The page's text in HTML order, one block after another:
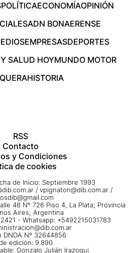
POLÍTICAECONOMÍAOPINIÓN
ADN BONAERENSE
EMPRESASDEPORTES
SALUD HOYMUNDO MOTOR
HISTORIA
RSS
Contacto
y Condiciones
de cookies
de Inicio: Septiembre 1993
/ vpignaton@dib.com.ar /
48 Nº 726 Piso 4, La Plata; Provincia
Aires, Argentina
- Whatsapp: +5492215031783
DNDA Nº 32644856
edición: 9.890
Gonzalo Julián Irazoqui